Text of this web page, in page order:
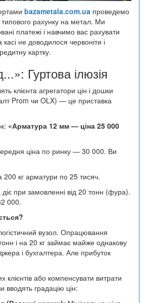
bazametala.com.ua проведемо
рахунку на метал. Ми
платежі і навчимо вас рахувати
не доводилося червоніти і
картку.
Гуртова ілюзія
клієнта агрегатори цін і дошки
Prom чи OLX) — це приставка
«Арматура 12 мм — ціна 25 000
ціна по ринку — 30 000. Ви
кг арматури по 25 тисяч.
при замовленні від 20 тонн (фура).
000.
вузол. Опрацювання
і на 20 кг займає майже однакову
і бухгалтера. Але прибуток
клієнтів або компенсувати витрати
градацію цін: